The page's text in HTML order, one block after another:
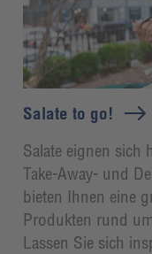
Salate to go!
Salate eignen sich
Take-Away- und
bieten Ihnen eine
Produkten rund
Lassen Sie sich